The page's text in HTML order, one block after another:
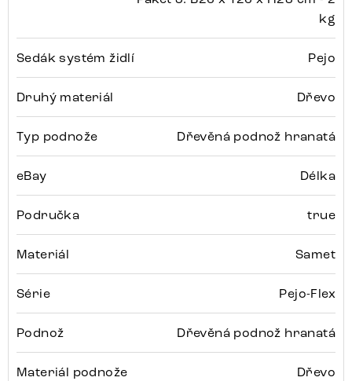
kg
Sedák systém židlí Pejo
Druhý materiál Dřevo
Typ podnože Dřevěná podnož hranatá
eBay Délka
Područka true
Materiál Samet
Série Pejo-Flex
Podnož Dřevěná podnož hranatá
Materiál podnože Dřevo